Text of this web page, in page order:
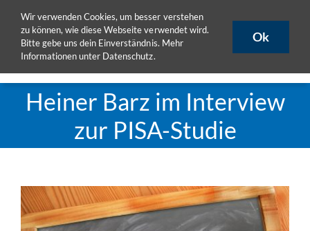
Inhalt
springen
ULB ULB-Katalog HISLSF
Toggle
Aktuelles
Projekte
Publikationen
eLearning
Team
Heiner Barz im Interview
zur PISA-Studie
Wir verwenden Cookies, um besser verstehen
zu können, wie diese Webseite verwendet wird.
Bitte gebe uns dein Einverständnis. Mehr
Informationen unter Datenschutz.
Ok